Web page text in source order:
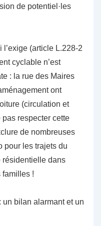
de potentiel·les
(article L.228-2
cyclable n’est
: la rue des Maires
ont
(circulation et
respecter cette
de nombreuses
pour les trajets du
résidentielle dans
familles !
bilan alarmant et un